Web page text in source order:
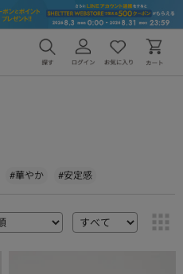
#華やか #安定感